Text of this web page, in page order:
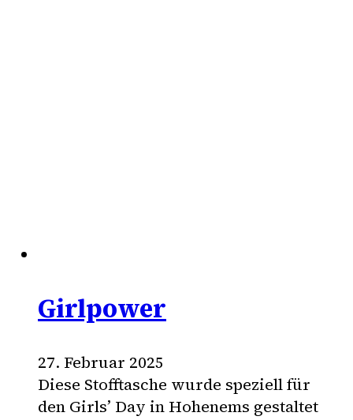
Girlpower
27. Februar 2025
Diese Stofftasche wurde speziell für
den Girls’ Day in Hohenems gestaltet